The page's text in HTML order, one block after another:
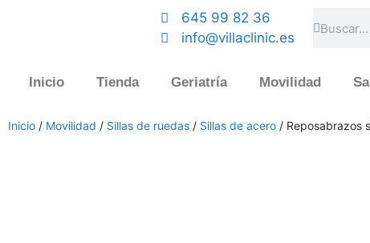
645 99 82 36
info@villaclinic.es
Inicio Tienda Geriatría Movilidad
Inicio / Movilidad / Sillas de ruedas / Sillas de acero / Reposabrazos